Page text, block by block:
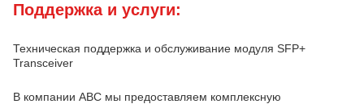
Поддержка и услуги:
Техническая поддержка и обслуживание модуля SFP+
Transceiver
В компании ABC мы предоставляем комплексную